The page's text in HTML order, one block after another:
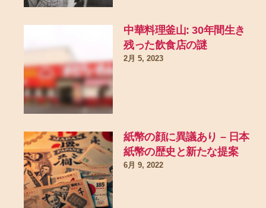
中華料理釜山: 30年間生き
残った飲食店の謎
2月 5, 2023
紙幣の顔に異議あり – 日本
紙幣の歴史と新たな提案
6月 9, 2022